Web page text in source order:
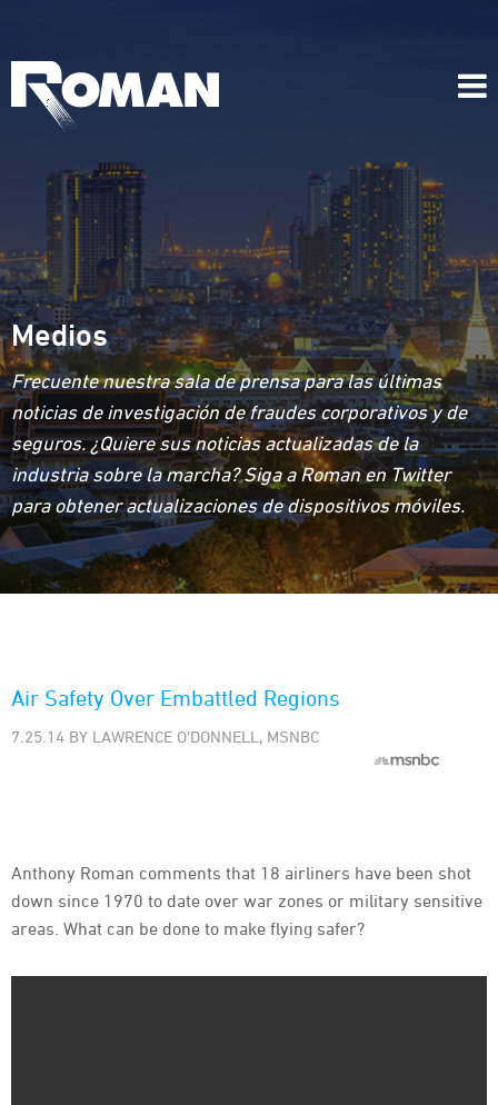
Medios
Frecuente nuestra sala de prensa para las últimas
noticias de investigación de fraudes corporativos y de
seguros. ¿Quiere sus noticias actualizadas de la
industria sobre la marcha? Siga a Roman en Twitter
para obtener actualizaciones de dispositivos móviles.
Air Safety Over Embattled Regions
7.25.14 BY LAWRENCE O'DONNELL, MSNBC
Anthony Roman comments that 18 airliners have been shot
down since 1970 to date over war zones or military sensitive
areas. What can be done to make flying safer?